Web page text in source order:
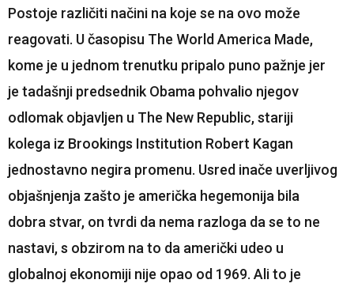
Postoje različiti načini na koje se na ovo može
reagovati. U časopisu The World America Made,
kome je u jednom trenutku pripalo puno pažnje jer
je tadašnji predsednik Obama pohvalio njegov
odlomak objavljen u The New Republic, stariji
kolega iz Brookings Institution Robert Kagan
jednostavno negira promenu. Usred inače uverljivog
objašnjenja zašto je američka hegemonija bila
dobra stvar, on tvrdi da nema razloga da se to ne
nastavi, s obzirom na to da američki udeo u
globalnoj ekonomiji nije opao od 1969. Ali to je